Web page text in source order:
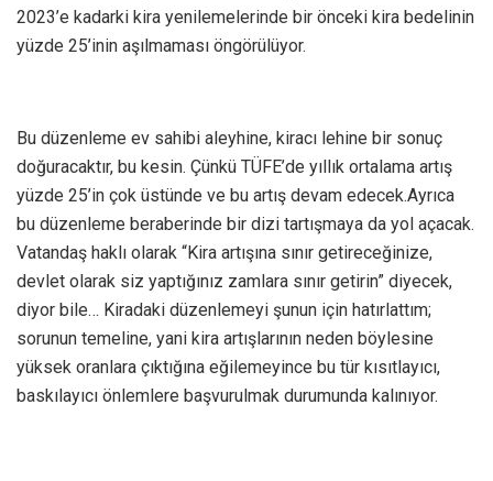
2023’e kadarki kira yenilemelerinde bir önceki kira bedelinin
yüzde 25’inin aşılmaması öngörülüyor.
Bu düzenleme ev sahibi aleyhine, kiracı lehine bir sonuç
doğuracaktır, bu kesin. Çünkü TÜFE’de yıllık ortalama artış
yüzde 25’in çok üstünde ve bu artış devam edecek.Ayrıca
bu düzenleme beraberinde bir dizi tartışmaya da yol açacak.
Vatandaş haklı olarak “Kira artışına sınır getireceğinize,
devlet olarak siz yaptığınız zamlara sınır getirin” diyecek,
diyor bile… Kiradaki düzenlemeyi şunun için hatırlattım;
sorunun temeline, yani kira artışlarının neden böylesine
yüksek oranlara çıktığına eğilemeyince bu tür kısıtlayıcı,
baskılayıcı önlemlere başvurulmak durumunda kalınıyor.